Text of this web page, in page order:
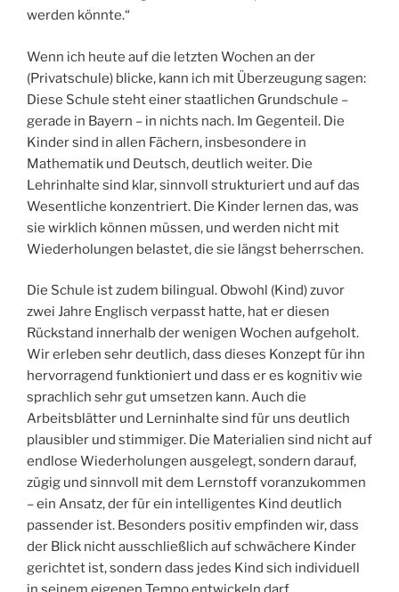
werden könnte.“
Wenn ich heute auf die letzten Wochen an der
(Privatschule) blicke, kann ich mit Überzeugung sagen:
Diese Schule steht einer staatlichen Grundschule –
gerade in Bayern – in nichts nach. Im Gegenteil. Die
Kinder sind in allen Fächern, insbesondere in
Mathematik und Deutsch, deutlich weiter. Die
Lehrinhalte sind klar, sinnvoll strukturiert und auf das
Wesentliche konzentriert. Die Kinder lernen das, was
sie wirklich können müssen, und werden nicht mit
Wiederholungen belastet, die sie längst beherrschen.
Die Schule ist zudem bilingual. Obwohl (Kind) zuvor
zwei Jahre Englisch verpasst hatte, hat er diesen
Rückstand innerhalb der wenigen Wochen aufgeholt.
Wir erleben sehr deutlich, dass dieses Konzept für ihn
hervorragend funktioniert und dass er es kognitiv wie
sprachlich sehr gut umsetzen kann. Auch die
Arbeitsblätter und Lerninhalte sind für uns deutlich
plausibler und stimmiger. Die Materialien sind nicht auf
endlose Wiederholungen ausgelegt, sondern darauf,
zügig und sinnvoll mit dem Lernstoff voranzukommen
– ein Ansatz, der für ein intelligentes Kind deutlich
passender ist. Besonders positiv empfinden wir, dass
der Blick nicht ausschließlich auf schwächere Kinder
gerichtet ist, sondern dass jedes Kind sich individuell